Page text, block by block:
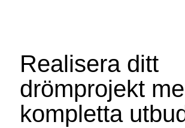
Realisera ditt
drömprojekt
kompletta